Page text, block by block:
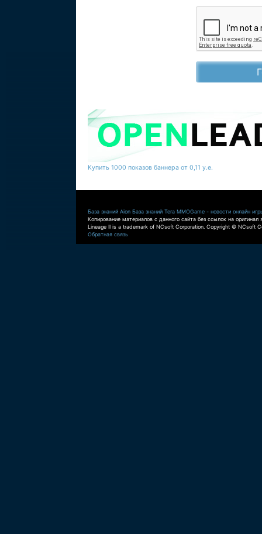
Купить 1000 показов баннера от 0,11 у.е.
База знаний Aion База знаний Tera MMOGame - новости онлайн
Копирование материалов с данного сайта без ссылок на оригинал
Lineage II is a trademark of NCsoft Corporation. Copyright © NCsoft
Обратная связь